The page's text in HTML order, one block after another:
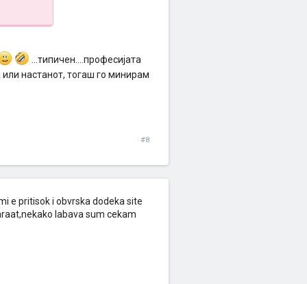
...типичен....професијата
или настанот, тогаш го минирам
#8
e pritisok i obvrska dodeka site
labava sum cekam